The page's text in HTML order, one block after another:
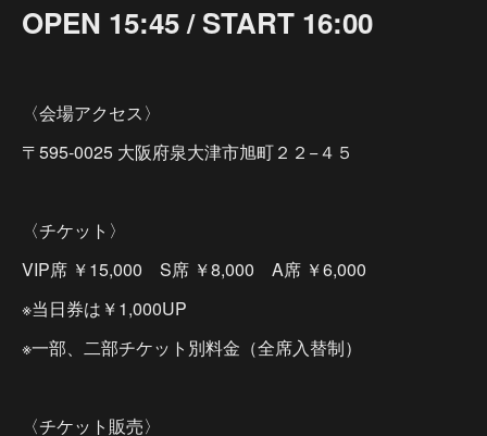
OPEN 15:45 / START 16:00
〈会場アクセス〉
〒595-0025 大阪府泉大津市旭町２２−４５
〈チケット〉
VIP席 ￥15,000 S席 ￥8,000 A席 ￥6,000
※当日券は￥1,000UP
※一部、二部チケット別料金（全席入替制）
〈チケット販売〉